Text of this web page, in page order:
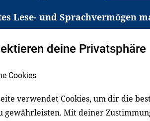
Lese- und Sprachvermögen
den Zugang zu Bildung
in Deutschland haben aber
Dafür arbeiten wir
Unternehmen und anderen
deine Privatsphäre
Cookies
verwendet Cookies, um dir die
gewährleisten. Mit deiner